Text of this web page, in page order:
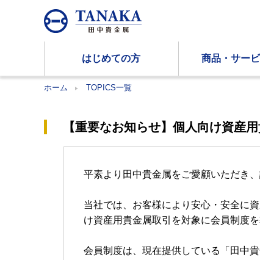
はじめての方 商品・サー
ホーム TOPICS一覧
【重要なお知らせ】個人向け資産
平素より田中貴金属をご愛顧いただき
当社では、お客様により安心・安全に
け資産用貴金属取引を対象に会員制度を
会員制度は、現在提供している「田中